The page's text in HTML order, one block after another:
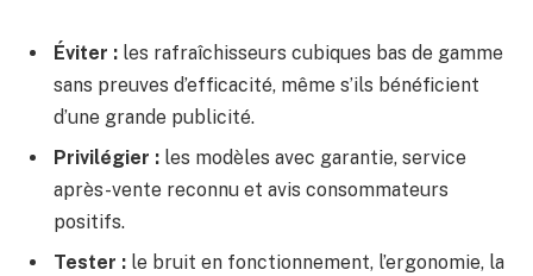
Éviter : les rafraîchisseurs cubiques bas de gamme
sans preuves d’efficacité, même s’ils bénéficient
d’une grande publicité.
Privilégier : les modèles avec garantie, service
après-vente reconnu et avis consommateurs
positifs.
Tester : le bruit en fonctionnement, l’ergonomie, la